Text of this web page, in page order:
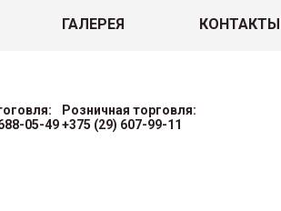
ГАЛЕРЕЯ КОНТАКТЫ
05-49
Розничная торговля:
+375 (29) 607-99-11